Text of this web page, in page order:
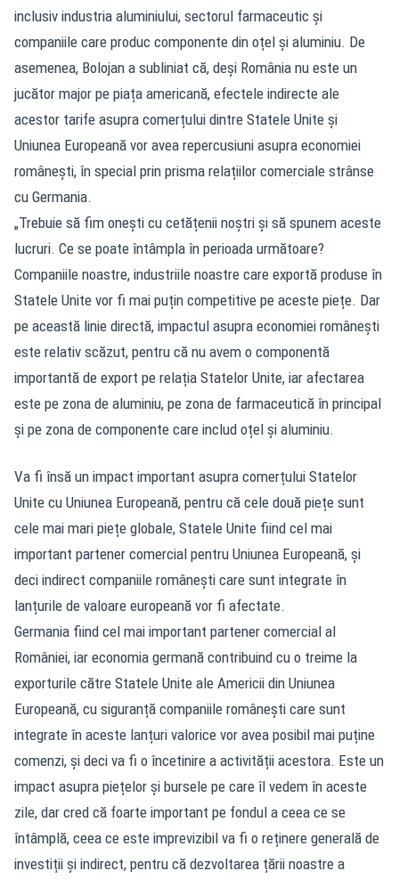
inclusiv industria aluminiului, sectorul farmaceutic și
companiile care produc componente din oțel și aluminiu. De
asemenea, Bolojan a subliniat că, deși România nu este un
jucător major pe piața americană, efectele indirecte ale
acestor tarife asupra comerțului dintre Statele Unite și
Uniunea Europeană vor avea repercusiuni asupra economiei
românești, în special prin prisma relațiilor comerciale strânse
cu Germania.
„Trebuie să fim onești cu cetățenii noștri și să spunem aceste
lucruri. Ce se poate întâmpla în perioada următoare?
Companiile noastre, industriile noastre care exportă produse în
Statele Unite vor fi mai puțin competitive pe aceste piețe. Dar
pe această linie directă, impactul asupra economiei românești
este relativ scăzut, pentru că nu avem o componentă
importantă de export pe relația Statelor Unite, iar afectarea
este pe zona de aluminiu, pe zona de farmaceutică în principal
și pe zona de componente care includ oțel și aluminiu.
Va fi însă un impact important asupra comerțului Statelor
Unite cu Uniunea Europeană, pentru că cele două piețe sunt
cele mai mari piețe globale, Statele Unite fiind cel mai
important partener comercial pentru Uniunea Europeană, și
deci indirect companiile românești care sunt integrate în
lanțurile de valoare europeană vor fi afectate.
Germania fiind cel mai important partener comercial al
României, iar economia germană contribuind cu o treime la
exporturile către Statele Unite ale Americii din Uniunea
Europeană, cu siguranță companiile românești care sunt
integrate în aceste lanțuri valorice vor avea posibil mai puține
comenzi, și deci va fi o încetinire a activității acestora. Este un
impact asupra piețelor și bursele pe care îl vedem în aceste
zile, dar cred că foarte important pe fondul a ceea ce se
întâmplă, ceea ce este imprevizibil va fi o reținere generală de
investiții și indirect, pentru că dezvoltarea țării noastre a